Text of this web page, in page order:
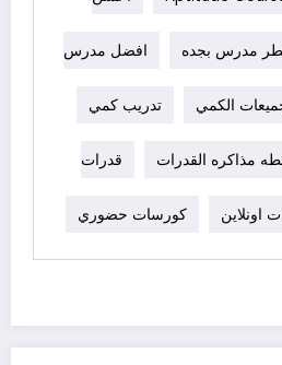
مدرس بجده افضل مدرس
الكمي تدريب كمي
مذاكره القدرات قدرات
اونلاين كورسات حضوري